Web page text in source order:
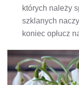
których należy
szklanych
koniec opłucz